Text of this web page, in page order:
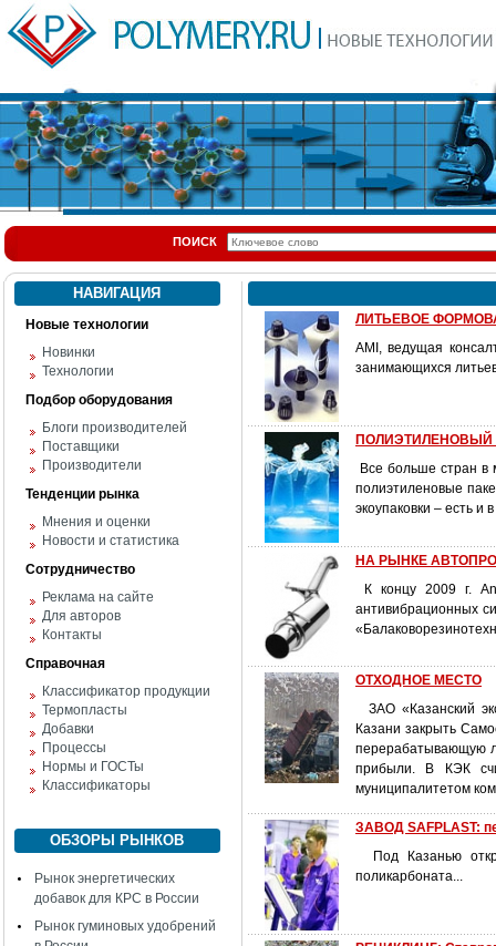
ПОИСК
НАВИГАЦИЯ
Новые технологии
Новинки
Технологии
Подбор оборудования
Блоги производителей
Поставщики
Производители
Тенденции рынка
Мнения и оценки
Новости и статистика
Сотрудничество
Реклама на сайте
Для авторов
Контакты
Справочная
Классификатор продукции
Термопласты
Добавки
Процессы
Нормы и ГОСТы
Классификаторы
ОБЗОРЫ РЫНКОВ
Рынок энергетических
добавок для КРС в России
Рынок гуминовых удобрений
ЛИТЬЕВОЕ
AMI, ведущая
занимающихся
ПОЛИЭТИЛЕНОВЫЙ
Все больше стран в
полиэтиленовые
экоупаковки – есть и
НА РЫНКЕ
К концу 2009 г.
антивибрационных
ОТХОДНОЕ МЕСТО
ЗАО «Казанский
Казани закрыть
перерабатывающую
прибыли. В КЭК
муниципалитетом
ЗАВОД SAFPLAST:
Под Казанью
поликарбоната...